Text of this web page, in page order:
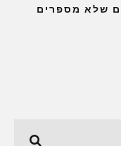
ביאכטה? 5 דברים שלא מספרים